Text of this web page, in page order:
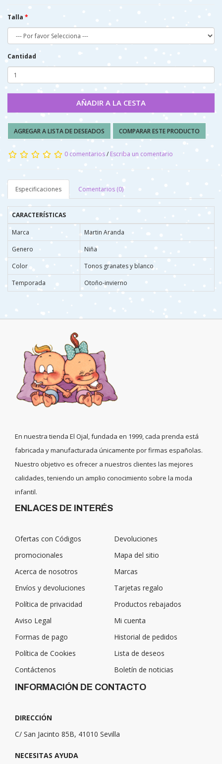
cualquier ocasión muy cómodo y queda muy gracioso puesto.
Confeccionado y fabricado en España.
Talla
Cantidad
AÑADIR A LA CESTA
AGREGAR A LISTA DE DESEADOS COMPARAR ESTE PRODUCTO
0 comentarios/ Escriba un comentario
Especificaciones Comentarios (0)
CARACTERÍSTICAS
Marca
Martin Aranda
Genero
Niña
Color
Tonos granates y blanco
Temporada
Otoño-invierno
En nuestra tienda El Ojal, fundada en 1999, cada prenda está
fabricada y manufacturada únicamente por firmas españolas.
Nuestro objetivo es ofrecer a nuestros clientes las mejores
calidades, teniendo un amplio conocimiento sobre la moda
infantil.
ENLACES DE INTERÉS
Ofertas con Códigos
promocionales
Acerca de nosotros
Envíos y devoluciones
Política de privacidad
Aviso Legal
Formas de pago
Política de Cookies
Contáctenos
Devoluciones
Mapa del sitio
Marcas
Tarjetas regalo
Productos rebajados
Mi cuenta
Historial de pedidos
Lista de deseos
Boletín de noticias
INFORMACIÓN DE CONTACTO
DIRECCIÓN
C/ San Jacinto 85B, 41010 Sevilla
NECESITAS AYUDA